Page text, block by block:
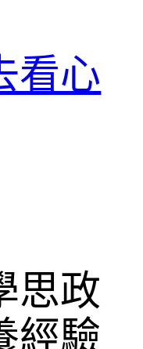
看心
思政
經驗